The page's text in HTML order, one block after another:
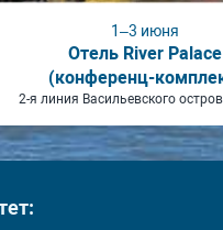
1–3 июня
Отель River Palace
(конференц-
2-я линия Васильевского